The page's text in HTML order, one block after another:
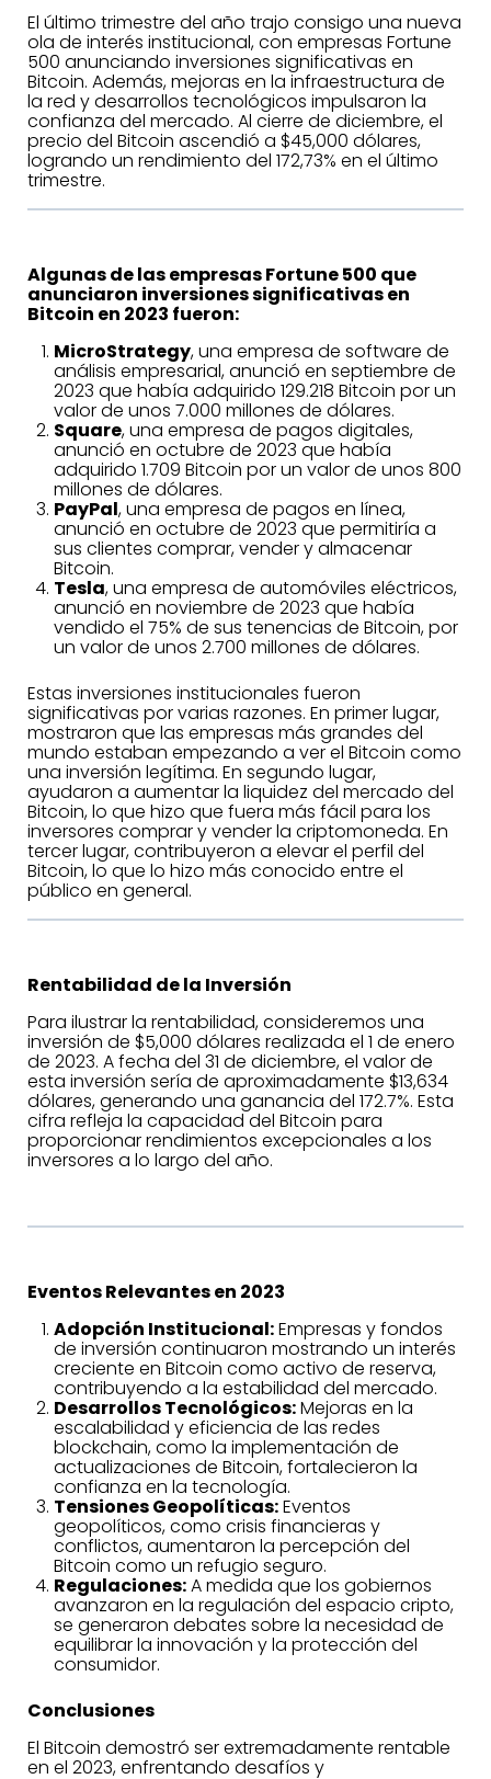
El último trimestre del año trajo consigo una nueva
ola de interés institucional, con empresas Fortune
500 anunciando inversiones significativas en
Bitcoin. Además, mejoras en la infraestructura de
la red y desarrollos tecnológicos impulsaron la
confianza del mercado. Al cierre de diciembre, el
precio del Bitcoin ascendió a $45,000 dólares,
logrando un rendimiento del 172,73% en el último
trimestre.
Algunas de las empresas Fortune 500 que
anunciaron inversiones significativas en
Bitcoin en 2023 fueron:
MicroStrategy, una empresa de software de
análisis empresarial, anunció en septiembre de
2023 que había adquirido 129.218 Bitcoin por un
valor de unos 7.000 millones de dólares.
Square, una empresa de pagos digitales,
anunció en octubre de 2023 que había
adquirido 1.709 Bitcoin por un valor de unos 800
millones de dólares.
PayPal, una empresa de pagos en línea,
anunció en octubre de 2023 que permitiría a
sus clientes comprar, vender y almacenar
Bitcoin.
Tesla, una empresa de automóviles eléctricos,
anunció en noviembre de 2023 que había
vendido el 75% de sus tenencias de Bitcoin, por
un valor de unos 2.700 millones de dólares.
Estas inversiones institucionales fueron
significativas por varias razones. En primer lugar,
mostraron que las empresas más grandes del
mundo estaban empezando a ver el Bitcoin como
una inversión legítima. En segundo lugar,
ayudaron a aumentar la liquidez del mercado del
Bitcoin, lo que hizo que fuera más fácil para los
inversores comprar y vender la criptomoneda. En
tercer lugar, contribuyeron a elevar el perfil del
Bitcoin, lo que lo hizo más conocido entre el
público en general.
Rentabilidad de la Inversión
Para ilustrar la rentabilidad, consideremos una
inversión de $5,000 dólares realizada el 1 de enero
de 2023. A fecha del 31 de diciembre, el valor de
esta inversión sería de aproximadamente $13,634
dólares, generando una ganancia del 172.7%. Esta
cifra refleja la capacidad del Bitcoin para
proporcionar rendimientos excepcionales a los
inversores a lo largo del año.
Eventos Relevantes en 2023
Adopción Institucional:Empresas y fondos
de inversión continuaron mostrando un interés
creciente en Bitcoin como activo de reserva,
contribuyendo a la estabilidad del mercado.
Desarrollos Tecnológicos:Mejoras en la
escalabilidad y eficiencia de las redes
blockchain, como la implementación de
actualizaciones de Bitcoin, fortalecieron la
confianza en la tecnología.
Tensiones Geopolíticas:Eventos
geopolíticos, como crisis financieras y
conflictos, aumentaron la percepción del
Bitcoin como un refugio seguro.
Regulaciones:A medida que los gobiernos
avanzaron en la regulación del espacio cripto,
se generaron debates sobre la necesidad de
equilibrar la innovación y la protección del
consumidor.
Conclusiones
El Bitcoin demostró ser extremadamente rentable
en el 2023, enfrentando desafíos y